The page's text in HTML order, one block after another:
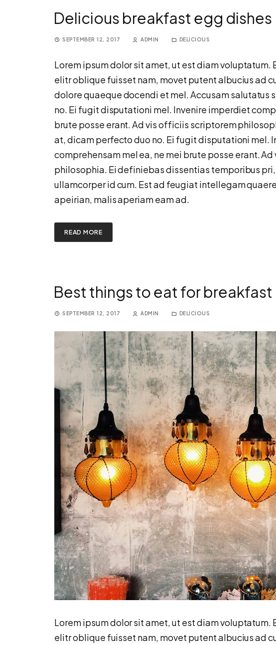
Delicious breakfast egg dishes
SEPTEMBER 12, 2017 ADMIN DELICIOUS
Lorem ipsum dolor sit amet, ut est diam voluptatum.
elitr oblique fuisset nam, movet putent albucius ad
dolore quaeque docendi et mel. Accusam salutatus
no. Ei fugit disputationi mel. Invenire imperdiet
brute posse erant. Ad vis officiis scriptorem
at, dicam perfecto duo no. Ei fugit disputationi mel.
comprehensam mel ea, ne mei brute posse erant.
philosophia. Ei definiebas dissentias temporibus
ullamcorper id cum. Est ad feugiat intellegam
apeirian, malis aperiam eam ad.
READ MORE
Best things to eat for breakfast
SEPTEMBER 12, 2017 ADMIN DELICIOUS
Lorem ipsum dolor sit amet, ut est diam voluptatum.
elitr oblique fuisset nam, movet putent albucius ad